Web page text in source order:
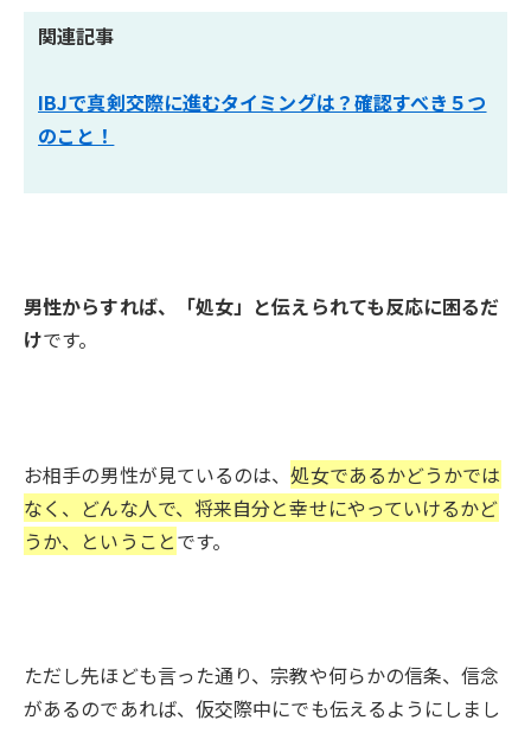
関連記事
IBJで真剣交際に進むタイミングは？確認すべき５つ
のこと！
男性からすれば、「処女」と伝えられても反応に困るだ
けです。
お相手の男性が見ているのは、処女であるかどうかでは
なく、どんな人で、将来自分と幸せにやっていけるかど
うか、ということです。
ただし先ほども言った通り、宗教や何らかの信条、信念
があるのであれば、仮交際中にでも伝えるようにしまし